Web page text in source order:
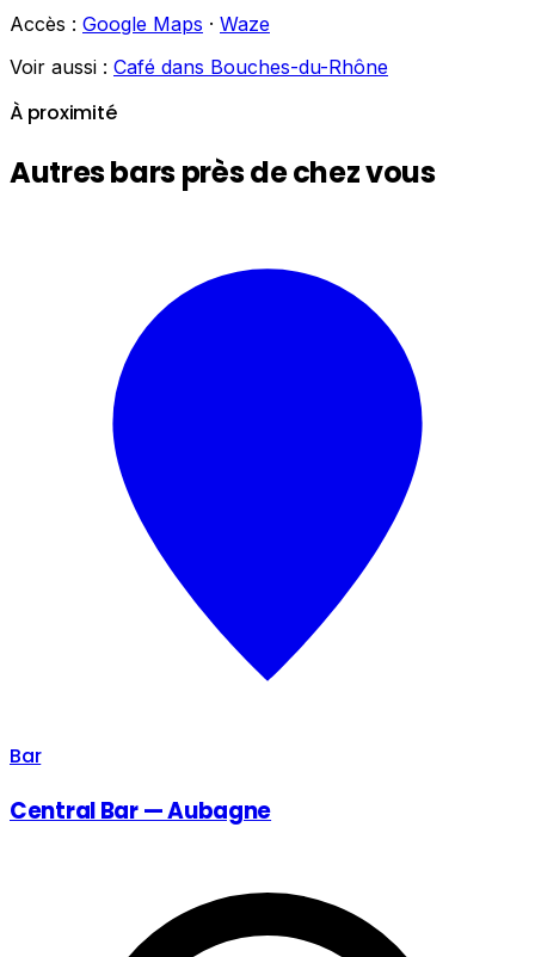
Accès : Google Maps · Waze
Voir aussi : Café dans Bouches-du-Rhône
À proximité
Autres bars près de chez vous
Bar
Central Bar — Aubagne